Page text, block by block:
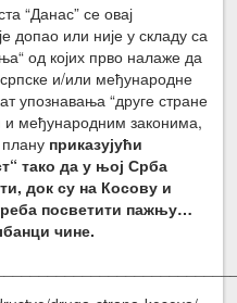
“Данас” се овај
допао или није у складу са
од којих прво налаже да
и/или међународне
упознавања “друге стране
и међународним законима,
приказујући
тако да у њој Срба
док су на Косову и
посветити пажњу…
чине.